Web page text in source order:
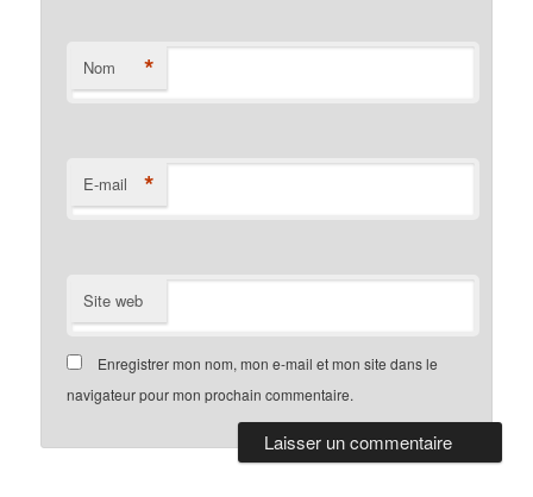
Nom *
E-mail *
Site web
Enregistrer mon nom, mon e-mail et mon site dans le
navigateur pour mon prochain commentaire.